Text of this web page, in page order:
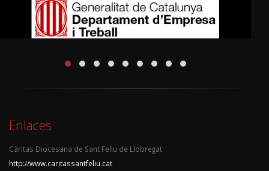
Enlaces
Càritas Diocesana de Sant Feliu de Llobregat
http://www.caritassantfeliu.cat